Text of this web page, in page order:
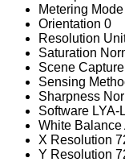
Metering Mode
Orientation 0
Resolution
Saturation
Scene
Sensing
Sharpness
Software
White Balance
X Resolution
Y Resolution